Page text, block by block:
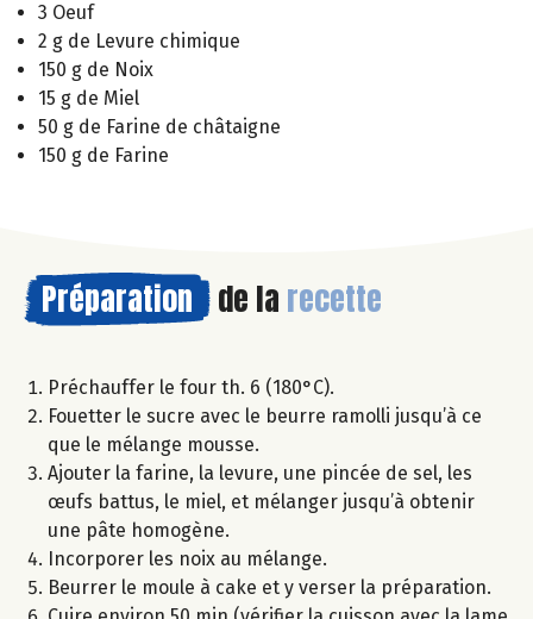
3 Oeuf
2 g de Levure chimique
150 g de Noix
15 g de Miel
50 g de Farine de châtaigne
150 g de Farine
Préparation de la recette
Préchauffer le four th. 6 (180°C).
Fouetter le sucre avec le beurre ramolli jusqu’à ce
que le mélange mousse.
Ajouter la farine, la levure, une pincée de sel, les
œufs battus, le miel, et mélanger jusqu’à obtenir
une pâte homogène.
Incorporer les noix au mélange.
Beurrer le moule à cake et y verser la préparation.